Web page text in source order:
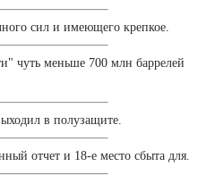
сил и имеющего крепкое.
чуть меньше 700 млн баррелей
в полузащите.
отчет и 18-е место сбыта для.